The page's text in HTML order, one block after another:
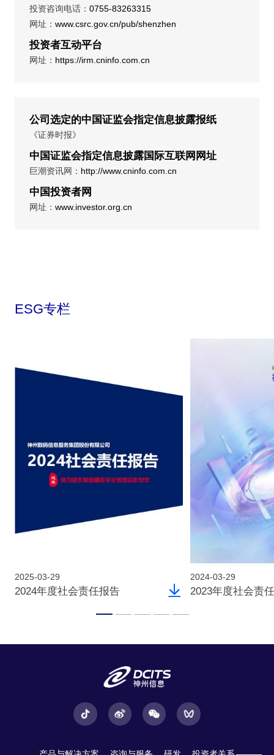
投资咨询电话： 0755-83263315
网址： www.csrc.gov.cn/pub/shenzhen
投资者互动平台
网址： https://irm.cninfo.com.cn
公司选定的中国证监会指定信息披露报纸
《证券时报》
中国证监会指定信息披露国际互联网网址
巨潮资讯网： http://www.cninfo.com.cn
中国投资者网
网址： www.investor.org.cn
ESG专栏
2025-03-29
2024年度社会责任报告
2024-03-29
2023年度社会责